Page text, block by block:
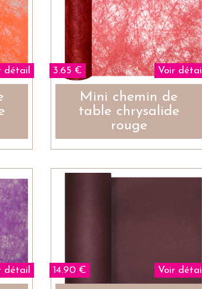
détail Voir détail
3.65 €
Mini chemin de
table chrysalide
rouge
détail Voir détail
14.90 €